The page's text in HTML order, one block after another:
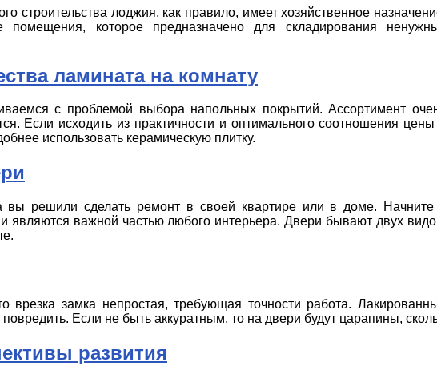
строительства лоджия, как правило, имеет хозяйственное
помещения, которое предназначено для складирования
ламината на комнату
с проблемой выбора напольных покрытий. Ассортимент
Если исходить из практичности и оптимального соотношения
использовать керамическую плитку.
вы решили сделать ремонт в своей квартире или в доме.
являются важной частью любого интерьера. Двери бывают двух
врезка замка непростая, требующая точности работа.
Если не быть аккуратным, то на двери будут царапины,
развития